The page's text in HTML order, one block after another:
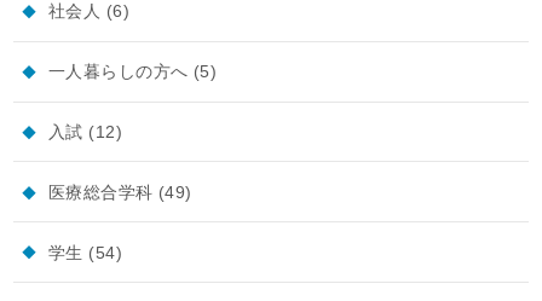
社会人 (6)
一人暮らしの方へ (5)
入試 (12)
医療総合学科 (49)
学生 (54)